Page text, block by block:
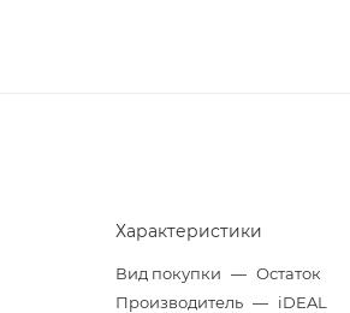
Характеристики
Вид покупки — Остаток
Производитель — iDEAL